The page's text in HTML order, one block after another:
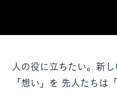
人の役に立ちたい。新
「想い」を 先人たちは